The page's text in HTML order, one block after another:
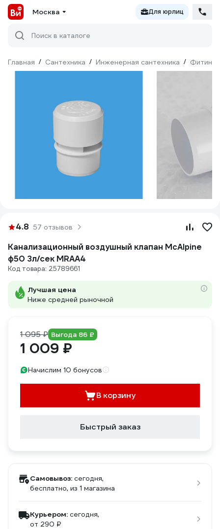
Москва Для юрлиц
Поиск в каталоге
Главная / Сантехника / Инженерная сантехника / Фитинги
4.8 57 отзывов
Канализационный воздушный клапан McAlpine
ф50 3л/сек MRAA4
Код товара: 25789661
Лучшая цена
Ниже средней рыночной
1 095 ₽ Выгода 86 ₽
1 009 ₽
Начислим 10 бонусов
В корзину
Быстрый заказ
Самовывоз: сегодня,
бесплатно, из 1 магазина
Курьером: сегодня,
от 290 ₽